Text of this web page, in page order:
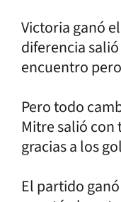
Victoria ganó
diferencia
encuentro
Pero todo
Mitre salió con
gracias a los
El partido